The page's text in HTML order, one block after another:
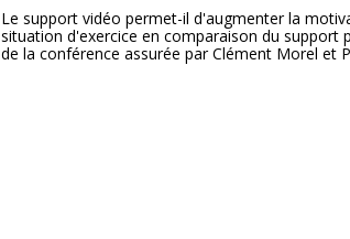
Le support vidéo permet-il d'augmenter la
situation d'exercice en comparaison du support
de la conférence assurée par Clément Morel et